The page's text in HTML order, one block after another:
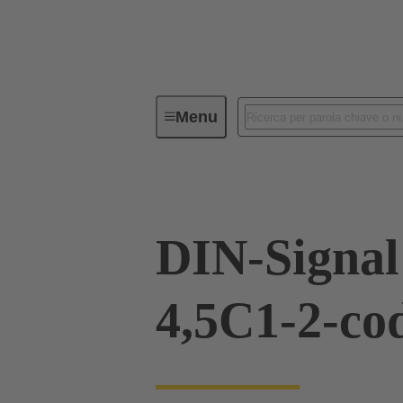
MenuDevice connectivity
DIN-
4,5C1-2-